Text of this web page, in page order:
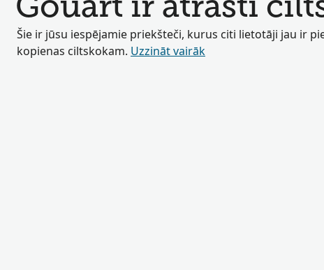
Gouart ir atrasti
Šie ir jūsu iespējamie priekšteči, kurus citi lietotāji jau ir
kopienas ciltskokam. Uzzināt vairāk